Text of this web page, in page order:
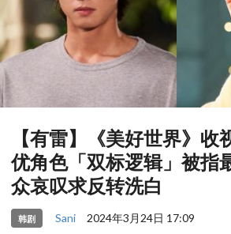
【有雷】《美好世界》收
优角色「双标逻辑」被指
众哀叹求反转洗白
韩剧 Sani 2024年3月24日 17:09